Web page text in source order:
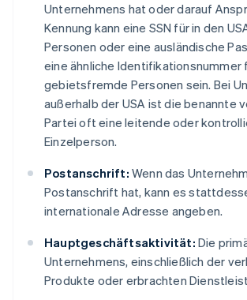
Unternehmens hat oder darauf
Kennung kann eine SSN für in den
Personen oder eine ausländische
eine ähnliche Identifikationsnummer
gebietsfremde Personen sein. Bei
außerhalb der USA ist die benannte
Partei oft eine leitende oder
Einzelperson.
Postanschrift: Wenn das
Postanschrift hat, kann es
internationale Adresse angeben.
Hauptgeschäftsaktivität: Die
Unternehmens, einschließlich der
Produkte oder erbrachten